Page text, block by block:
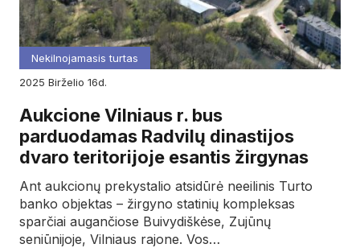
Nekilnojamasis turtas
2025
birželio 16d.
Aukcione Vilniaus r. bus
parduodamas Radvilų dinastijos
dvaro teritorijoje esantis žirgynas
Ant aukcionų prekystalio atsidūrė neeilinis Turto
banko objektas – žirgyno statinių kompleksas
sparčiai augančiose Buivydiškėse, Zujūnų
seniūnijoje, Vilniaus rajone. Vos…